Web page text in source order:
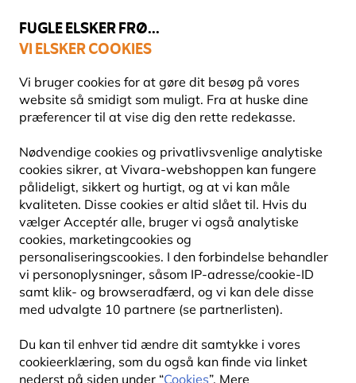
FUGLE ELSKER FRØ...
VI ELSKER COOKIES
Vi bruger cookies for at gøre dit besøg på vores
website så smidigt som muligt. Fra at huske dine
præferencer til at vise dig den rette redekasse.
Nødvendige cookies og privatlivsvenlige analytiske
cookies sikrer, at Vivara-webshoppen kan fungere
pålideligt, sikkert og hurtigt, og at vi kan måle
kvaliteten. Disse cookies er altid slået til. Hvis du
vælger Acceptér alle, bruger vi også analytiske
cookies, marketingcookies og
personaliseringscookies. I den forbindelse behandler
vi personoplysninger, såsom IP-adresse/cookie-ID
samt klik- og browseradfærd, og vi kan dele disse
med udvalgte 10 partnere (se partnerlisten).
Du kan til enhver tid ændre dit samtykke i vores
cookieerklæring, som du også kan finde via linket
nederst på siden under “Cookies”. Mere
Topbedømt i 11 lande
ALLIKE
23 September 2024 DYREARTER FUGLE